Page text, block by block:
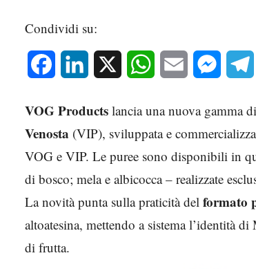
Condividi su:
Facebook LinkedIn WhatsAppEmail
VOG Products lancia una nuova gamma di
Venosta (VIP), sviluppata e
VOG e VIP. Le puree sono disponibili in
di bosco; mela e albicocca – realizzate
La novità punta sulla praticità del formato
altoatesina, mettendo a sistema l’identità
di frutta.